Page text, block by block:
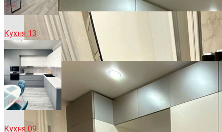
Кухня 13
Кухня 09